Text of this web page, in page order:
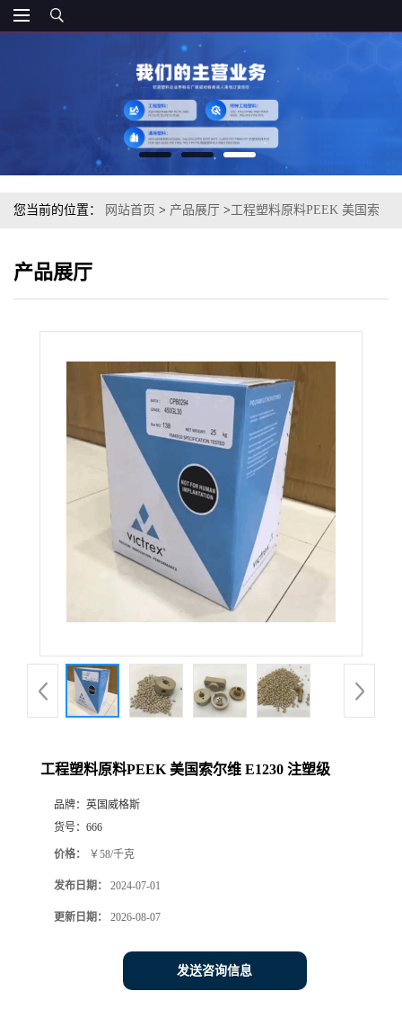
您当前的位置： 网站首页 > 产品展厅 >工程塑料原料PEEK 美国索
产品展厅
工程塑料原料PEEK 美国索尔维 E1230 注塑级
品牌： 英国威格斯
货号： 666
价格： ￥58/千克
发布日期： 2024-07-01
更新日期： 2026-08-07
发送咨询信息